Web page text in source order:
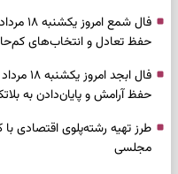
حفظ تعادل و انتخاب‌های
حفظ آرامش و پایان‌دادن به
طرز تهیه رشته‌پلوی
مجلسی